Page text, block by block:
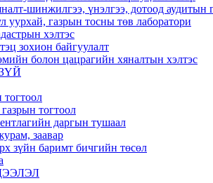
шинжилгээ, үнэлгээ, дотоод аудитын
уурхай, газрын тосны төв лаборатори
хэлтэс
зохион байгуулалт
болон цацрагийн хяналтын хэлтэс
тогтоол
даргын тушаал
заавар
зүйн баримт бичгийн төсөл